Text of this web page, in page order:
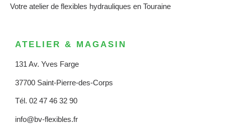
Votre atelier de flexibles hydrauliques en Touraine
ATELIER & MAGASIN
131 Av. Yves Farge
37700 Saint-Pierre-des-Corps
Tél. 02 47 46 32 90
info@bv-flexibles.fr